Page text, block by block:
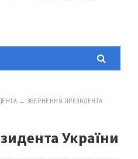
→ ЗВЕРНЕННЯ ПРЕЗИДЕНТА
України